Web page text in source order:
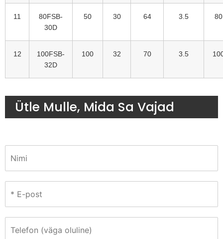
11
80FSB-
30D
50 30 64 3.5
12
100FSB-
32D
100 32 70 3.5
Ütle Mulle, Mida Sa Vajad